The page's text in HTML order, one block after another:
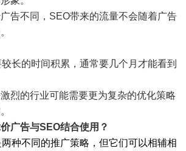
广告不同，SEO带来的流量不会随着广告
较长的时间积累，通常要几个月才能看到
激烈的行业可能需要更为复杂的优化策略
广告与SEO结合使用？
种不同的推广策略，但它们可以相辅相